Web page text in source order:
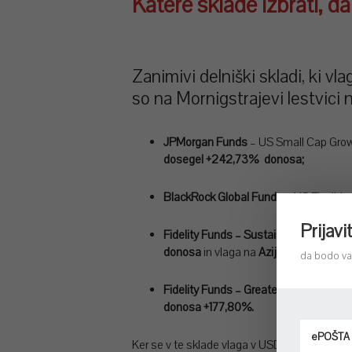
Zanimivi delniški skladi, ki
so na Mornigstrajevi lestvici
JPMorgan Funds– US Small Cap
dosegel +242,73% donosa;
BlackRock Global Funds– US
Fidelity Funds – Sustainable Asia
donosain vlaga na Azijske trge,
Fidelity Funds – Greater China Fund
donosa +177,80%.
Ker se v te sklade vlaga v USD, ima
da bodo